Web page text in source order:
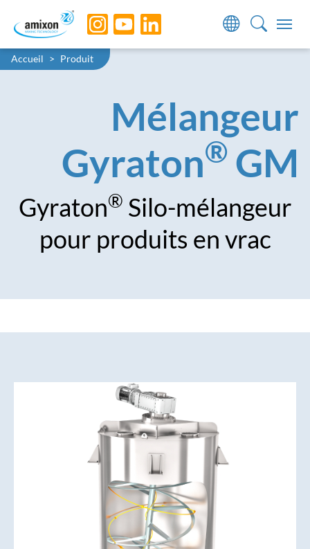
Skip to main navigation
Skip to main content
Skip to page footer
You are here:
Accueil Produit
Mélangeur
Gyraton® GM
Gyraton® Silo-mélangeur
pour produits en vrac